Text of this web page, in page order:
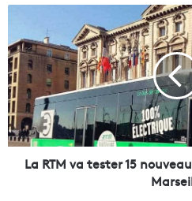
R
T
M
v
a
t
e
La RTM va tester 15